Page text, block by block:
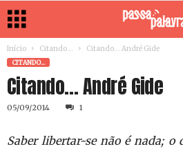
Início Citando... Citando… André Gide
CITANDO...
Citando… André Gide
05/09/2014 1
Saber libertar-se não é nada; o